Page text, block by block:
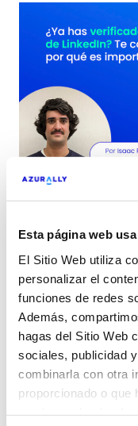
Esta página web
El Sitio Web utiliza
personalizar el
funciones de redes
Además,
hagas del Sitio Web
sociales, publicidad
combinarla con otra
proporcionado o que
¿Ya has
es
Linkedin, la red
profesional es
conectar con la
gremio y clientes
dejan de crecer y
746 millones, cifra
800 en un par de
Leer más